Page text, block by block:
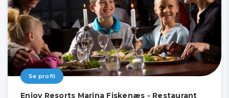
Se profil
Enjoy Resorts Marina Fiskenæs - Restaurant